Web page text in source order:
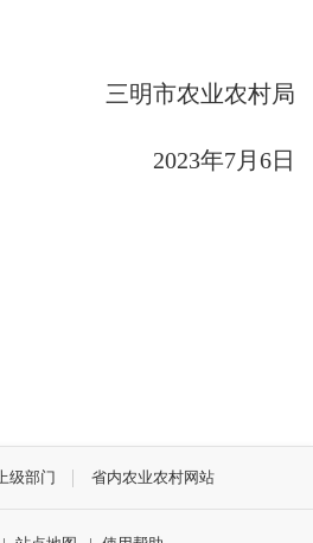
三明市农业农村局
2023年7月6日
级部门 省内农业农村网站